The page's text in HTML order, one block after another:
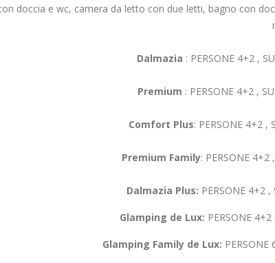
doccia e wc, camera da letto con due letti, bagno con
Dalmazia : PERSONE 4+2 ,
Premium : PERSONE 4+2 ,
Comfort Plus: PERSONE 4+2 ,
Premium Family: PERSONE 4+2
Dalmazia Plus: PERSONE 4+2
Glamping de Lux: PERSONE
Glamping Family de Lux: PERSONE